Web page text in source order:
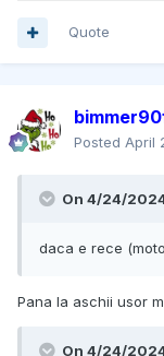
Quote
Posted April
On 4/24/
daca e rece
Pana la aschii usor
On 4/24/